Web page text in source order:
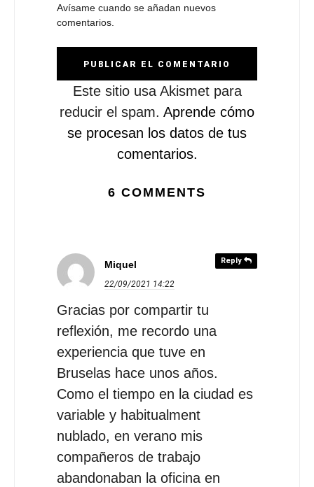
Avísame cuando se añadan nuevos
comentarios.
Este sitio usa Akismet para
reducir el spam. Aprende cómo
se procesan los datos de tus
comentarios.
6 COMMENTS
Reply
Miquel
22/09/2021 14:22
Gracias por compartir tu
reflexión, me recordo una
experiencia que tuve en
Bruselas hace unos años.
Como el tiempo en la ciudad es
variable y habitualment
nublado, en verano mis
compañeros de trabajo
abandonaban la oficina en